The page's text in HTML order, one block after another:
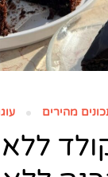
מהירים